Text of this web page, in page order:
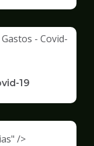
19
/>